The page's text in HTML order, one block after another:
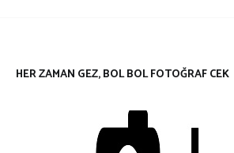
HER ZAMAN GEZ, BOL BOL FOTOĞRAF CEK